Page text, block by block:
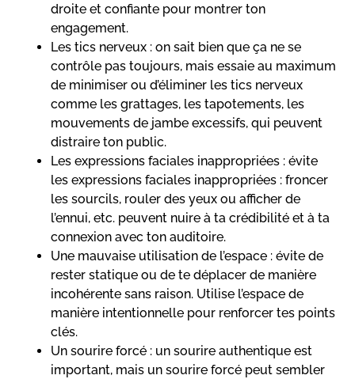
droite et confiante pour montrer ton
engagement.
Les tics nerveux : on sait bien que ça ne se
contrôle pas toujours, mais essaie au maximum
de minimiser ou d’éliminer les tics nerveux
comme les grattages, les tapotements, les
mouvements de jambe excessifs, qui peuvent
distraire ton public.
Les expressions faciales inappropriées : évite
les expressions faciales inappropriées : froncer
les sourcils, rouler des yeux ou afficher de
l’ennui, etc. peuvent nuire à ta crédibilité et à ta
connexion avec ton auditoire.
Une mauvaise utilisation de l’espace : évite de
rester statique ou de te déplacer de manière
incohérente sans raison. Utilise l’espace de
manière intentionnelle pour renforcer tes points
clés.
Un sourire forcé : un sourire authentique est
important, mais un sourire forcé peut sembler